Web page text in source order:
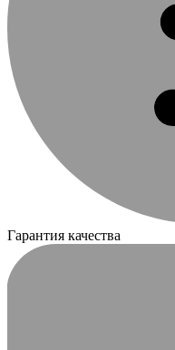
Гарантия качества